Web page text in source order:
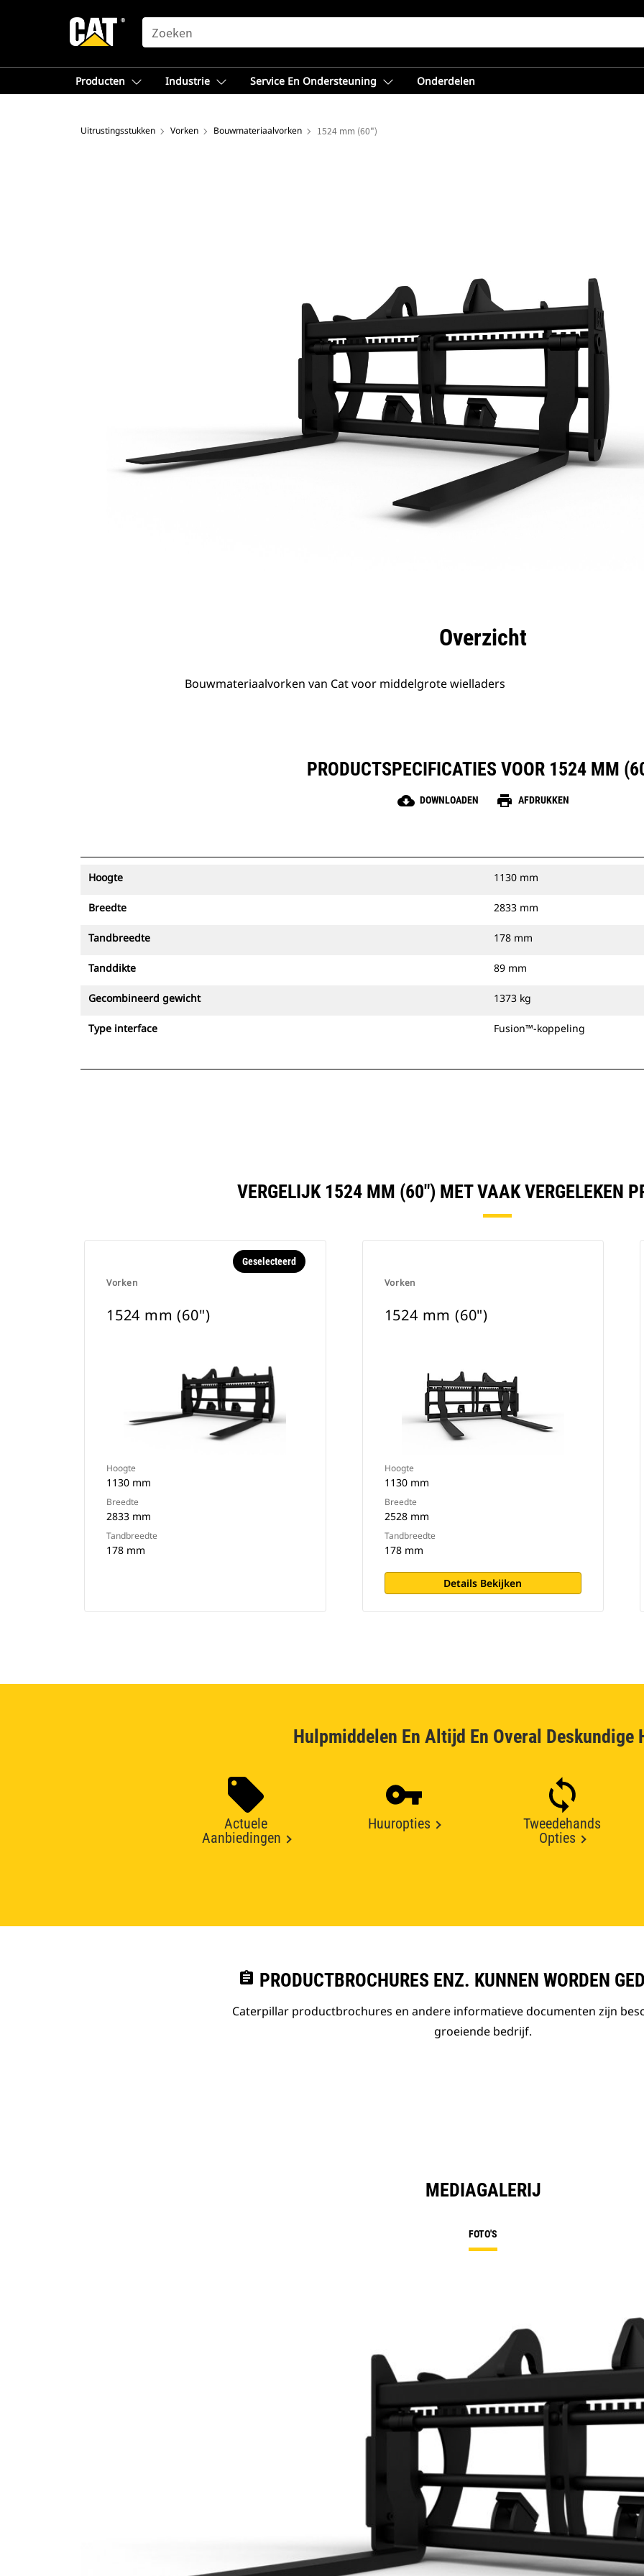
SEARCH
Producten Industrie Service En Ondersteuning Onderdelen
Uitrustingsstukken Vorken Bouwmateriaalvorken 1524 mm (60")
Overzicht
Bouwmateriaalvorken van Cat voor middelgrote wielladers
PRODUCTSPECIFICATIES VOOR 1524 MM
cloud_download DOWNLOADEN print AFDRUKKEN
Hoogte 1130 mm
Breedte 2833 mm
Tandbreedte 178 mm
Tanddikte 89 mm
Gecombineerd gewicht 1373 kg
Type interface Fusion™-koppeling
VERGELIJK 1524 MM (60") MET VAAK VERGELEKEN
Vorken
Geselecteerd
1524 mm (60")
Hoogte
1130 mm
Breedte
2833 mm
Tandbreedte
178 mm
Vorken
1524 mm (60")
Hoogte
1130 mm
Breedte
2528 mm
Tandbreedte
178 mm
Details Bekijken
Hulpmiddelen En Altijd En Overal Deskundige
Actuele
Aanbiedingen
Huuropties
Tweedehands
Opties
assignment PRODUCTBROCHURES ENZ. KUNNEN WORDEN
Caterpillar productbrochures en andere informatieve documenten zijn
groeiende bedrijf.
MEDIAGALERIJ
FOTO'S